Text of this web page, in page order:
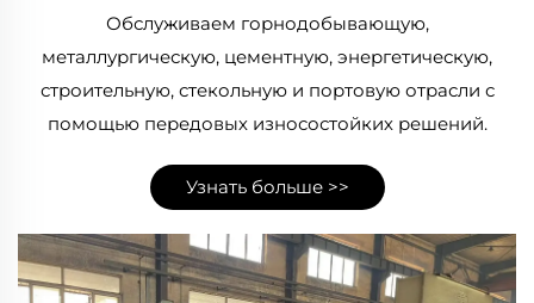
Обслуживаем горнодобывающую,
металлургическую, цементную, энергетическую,
строительную, стекольную и портовую отрасли с
помощью передовых износостойких решений.
Узнать больше >>